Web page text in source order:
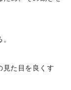
見た目を良くす